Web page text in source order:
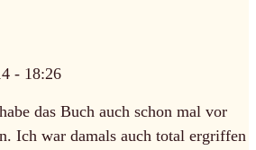
- 18:26
das Buch auch schon mal vor
Ich war damals auch total ergriffen